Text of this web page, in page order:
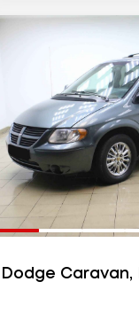
Dodge Caravan,